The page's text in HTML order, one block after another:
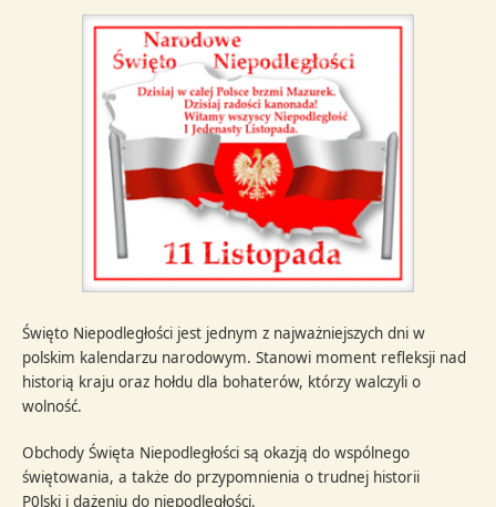
Święto Niepodległości jest jednym z najważniejszych dni w
polskim kalendarzu narodowym. Stanowi moment refleksji nad
historią kraju oraz hołdu dla bohaterów, którzy walczyli o
wolność.
Obchody Święta Niepodległości są okazją do wspólnego
świętowania, a także do przypomnienia o trudnej historii
P0lski i dążeniu do niepodległości.